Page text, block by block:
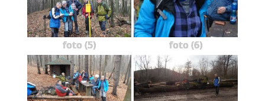
foto (5) foto (6)